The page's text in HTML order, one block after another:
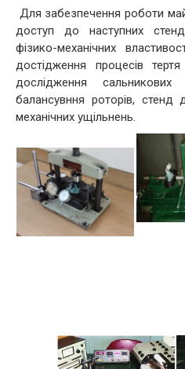
Для забезпечення роботи
доступ до наступних
фізико-механічних
достідження процесів
дослідження
балансувння роторів, стенд
механічних ущільнень.